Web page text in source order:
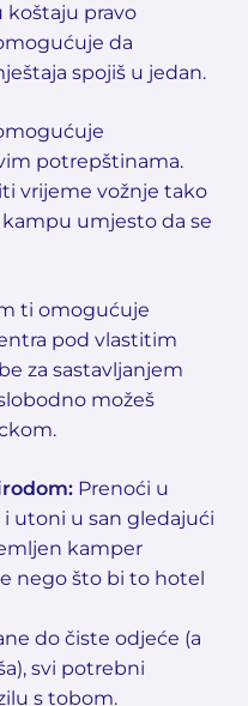
koštaju pravo
da
spojiš u jedan.
potrepštinama.
vrijeme vožnje tako
umjesto da se
ti omogućuje
pod vlastitim
za sastavljanjem
možeš
Prenoći u
utoni u san gledajući
kamper
nego što bi to hotel
do čiste odjeće (a
svi potrebni
s tobom.